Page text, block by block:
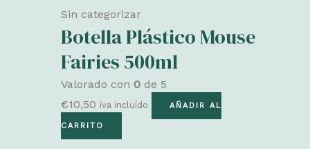
Sin categorizar
Botella Plástico Mouse
Fairies 500ml
Valorado con 0 de 5
€10,50 iva incluído AÑADIR AL
CARRITO